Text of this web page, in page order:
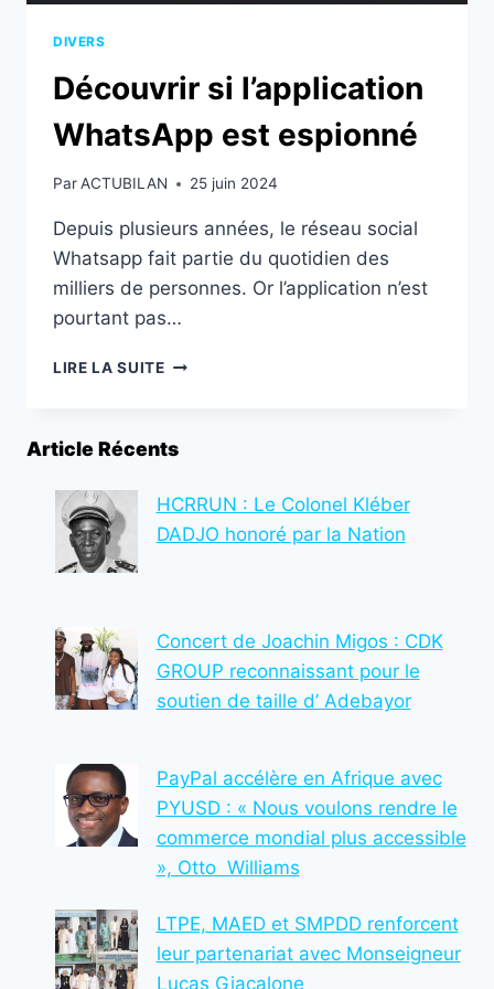
DIVERS
Découvrir si l’application
WhatsApp est espionné
ParACTUBILAN 25 juin 2024
Depuis plusieurs années, le réseau social
Whatsapp fait partie du quotidien des
milliers de personnes. Or l’application n’est
pourtant pas…
LIRE LA SUITEDÉCOUVRIR
EST
Article Récents
HCRRUN : Le Colonel Kléber
DADJO honoré par la Nation
Concert de Joachin Migos : CDK
GROUP reconnaissant pour le
soutien de taille d’ Adebayor
PayPal accélère en Afrique avec
PYUSD : « Nous voulons rendre le
commerce mondial plus accessible
», Otto Williams
LTPE, MAED et SMPDD renforcent
leur partenariat avec Monseigneur
Lucas Giacalone